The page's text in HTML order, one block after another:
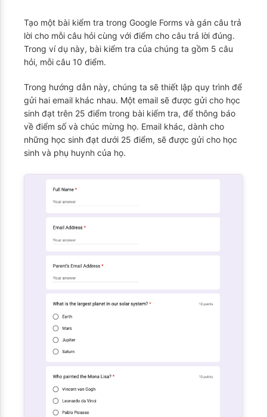
Tạo một bài kiểm tra trong Google Forms và gán câu trả
lời cho mỗi câu hỏi cùng với điểm cho câu trả lời đúng.
Trong ví dụ này, bài kiểm tra của chúng ta gồm 5 câu
hỏi, mỗi câu 10 điểm.
Trong hướng dẫn này, chúng ta sẽ thiết lập quy trình để
gửi hai email khác nhau. Một email sẽ được gửi cho học
sinh đạt trên 25 điểm trong bài kiểm tra, để thông báo
về điểm số và chúc mừng họ. Email khác, dành cho
những học sinh đạt dưới 25 điểm, sẽ được gửi cho học
sinh và phụ huynh của họ.